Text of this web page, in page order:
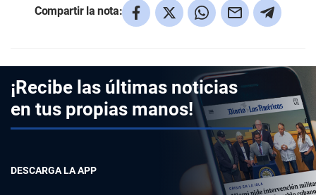
Compartir la nota:
¡Recibe las últimas noticias
en tus propias manos!
DESCARGA LA APP